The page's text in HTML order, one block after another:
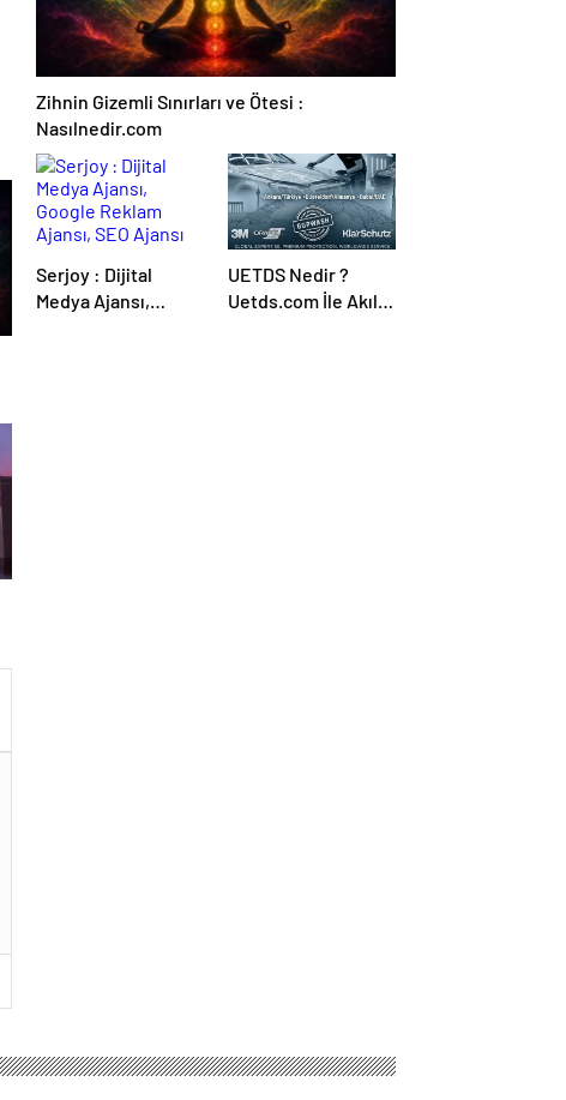
Zihnin Gizemli Sınırları ve Ötesi :
Nasılnedir.com
Serjoy : Dijital
Medya Ajansı,
UETDS Nedir ?
Uetds.com İle Akıllı